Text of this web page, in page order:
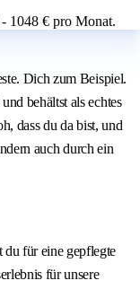
1048 € pro Monat.
Dich zum Beispiel.
behältst als echtes
dass du da bist, und
auch durch ein
du für eine gepflegte
für unsere